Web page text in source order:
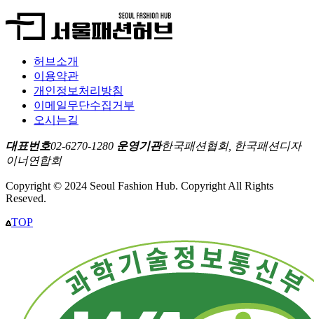
허브소개
이용약관
개인정보처리방침
이메일무단수집거부
오시는길
대표번호02-6270-1280 운영기관한국패션협회, 한국패션디자
이너연합회
Copyright © 2024 Seoul Fashion Hub. Copyright All Rights
Reseved.
TOP